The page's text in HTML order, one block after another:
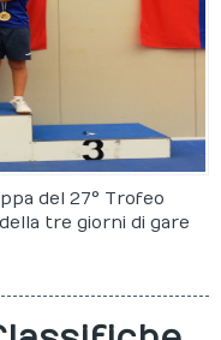
del 27° Trofeo
tre giorni di gare